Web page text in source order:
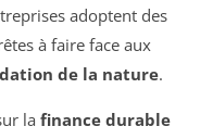
adoptent des
à faire face aux
de la nature.
la finance durable